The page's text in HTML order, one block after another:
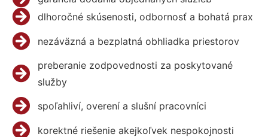
dlhoročné skúsenosti, odbornosť a bohatá prax
nezáväzná a bezplatná obhliadka priestorov
preberanie zodpovednosti za poskytované
služby
spoľahliví, overení a slušní pracovníci
korektné riešenie akejkoľvek nespokojnosti